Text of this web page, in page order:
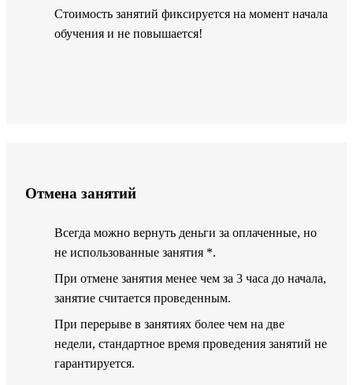
Стоимость занятий фиксируется на момент начала
обучения и не повышается!
Отмена занятий
Всегда можно вернуть деньги за оплаченные, но
не использованные занятия *.
При отмене занятия менее чем за 3 часа до начала,
занятие считается проведенным.
При перерыве в занятиях более чем на две
недели, стандартное время проведения занятий не
гарантируется.